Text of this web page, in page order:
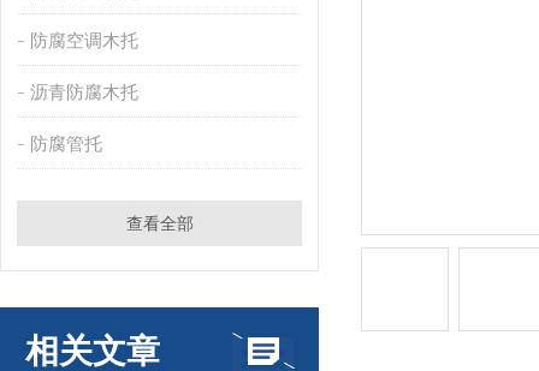
防腐空调木托
沥青防腐木托
防腐管托
查看全部
相关文章